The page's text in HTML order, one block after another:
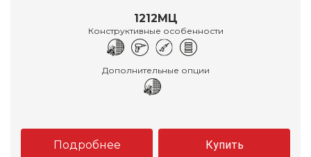
1212МЦ
Конструктивные особенности
Дополнительные опции
Подробнее Купить